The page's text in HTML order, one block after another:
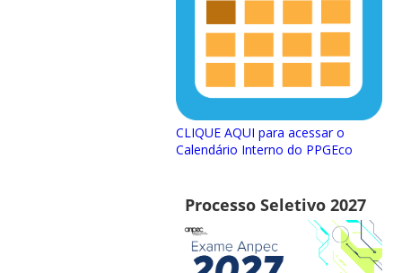
CLIQUE AQUI para acessar o
Calendário Interno do PPGEco
Processo Seletivo 2027